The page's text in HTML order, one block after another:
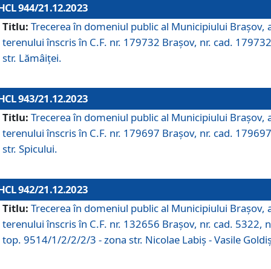
944/21.12.2023
Titlu: Trecerea în domeniul public al Municipiului Braşov,
terenului înscris în C.F. nr. 179732 Brașov, nr. cad.
str. Lămâiței.
943/21.12.2023
Titlu: Trecerea în domeniul public al Municipiului Braşov,
terenului înscris în C.F. nr. 179697 Brașov, nr. cad.
str. Spicului.
942/21.12.2023
Titlu: Trecerea în domeniul public al Municipiului Braşov,
terenului înscris în C.F. nr. 132656 Brașov, nr. cad. 5322,
top. 9514/1/2/2/2/3 - zona str. Nicolae Labiș - Vasile